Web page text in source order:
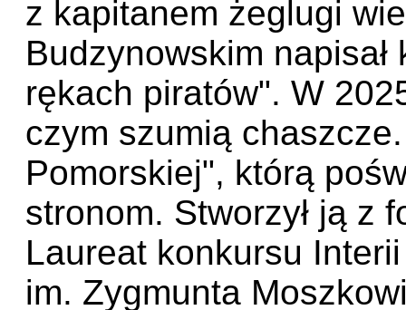
z kapitanem żeglugi
Budzynowskim
rękach piratów". W
czym szumią
Pomorskiej", którą
stronom. Stworzył ją z
Laureat konkursu
im. Zygmunta